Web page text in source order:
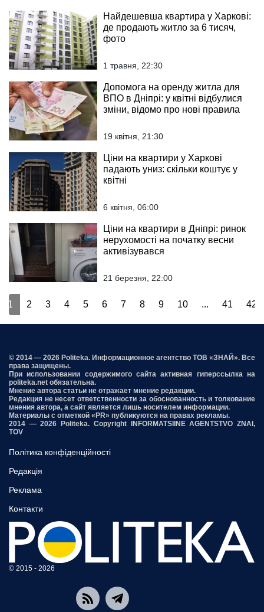
Найдешевша квартира у Харкові:
де продають житло за 6 тисяч,
фото
1 травня, 22:30
Допомога на оренду житла для
ВПО в Дніпрі: у квітні відбулися
зміни, відомо про нові правила
19 квітня, 21:30
Ціни на квартири у Харкові
падають униз: скільки коштує у
квітні
6 квітня, 06:00
Ціни на квартири в Дніпрі: ринок
нерухомості на початку весни
активізувався
21 березня, 22:00
1 2 3 4 5 6 7 8 9 10 ... 41 42
© 2014 — 2026 Politeka. Информационное агентство ТОВ «ЗНАЙ». Все
права защищены.
При использовании содержимого сайта активная гиперссылка на
politeka.net обязательна.
Мнение автора статьи не отражает мнение редакции.
Редакция не несет ответственности за обоснованность и толкование
мнения автора, а сайт является лишь носителем информации.
Материалы с отметкой «PR» публикуются на правах рекламы.
2014 — 2026 Politeka. Copyright INFORMATSIINE AGENTSTVO ZNAI,
TOV
Політика конфіденційності
Редакція
Реклама
Контакти
© 2015 - 2026